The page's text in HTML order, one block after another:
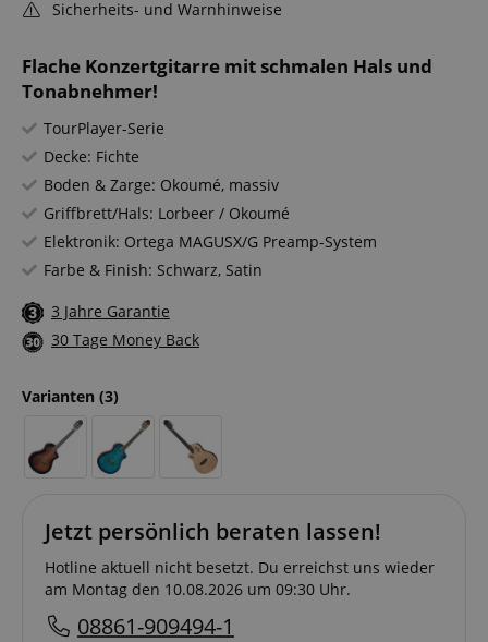
Flache Konzertgitarre mit schmalen Hals und
Tonabnehmer!
TourPlayer-Serie
Decke: Fichte
Boden & Zarge: Okoumé, massiv
Griffbrett/Hals: Lorbeer / Okoumé
Elektronik: Ortega MAGUSX/G Preamp-System
Farbe & Finish: Schwarz, Satin
3 Jahre Garantie
30 Tage Money Back
Varianten (3)
Sicherheits- und Warnhinweise
Jetzt persönlich beraten lassen!
Hotline aktuell nicht besetzt. Du erreichst uns wieder
am Montag den 10.08.2026 um 09:30 Uhr.
08861-909494-1